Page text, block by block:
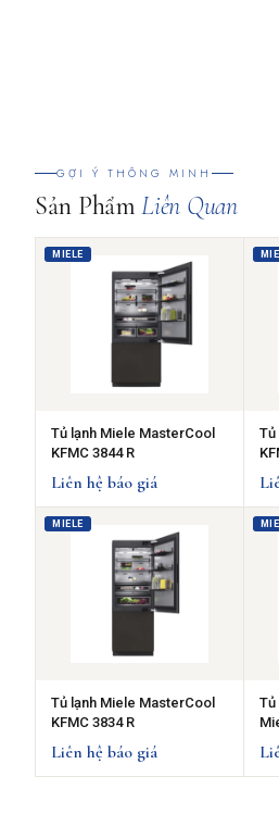
GỢI Ý THÔNG MINH
Sản PhẩmLiên Quan
MIELE
Tủ lạnh Miele MasterCool
KFMC 3844 R
Liên hệ báo giá
Tủ
MIELE
Tủ lạnh Miele MasterCool
KFMC 3834 R
Liên hệ báo giá
Tủ